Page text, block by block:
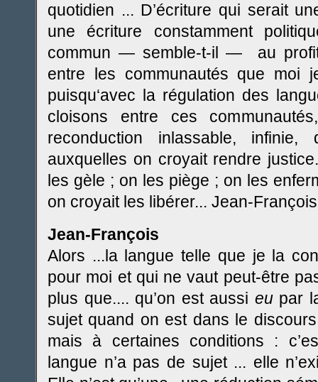
quotidien ... D’écriture qui serait
une écriture constamment
commun — semble-t-il — au profit
entre les communautés que moi
puisqu‘avec la régulation des
cloisons entre ces
reconduction inlassable,
auxquelles on croyait rendre
les gèle ; on les piège ; on les
on croyait les libérer... Jean-
Jean-François
Alors ...la langue telle que je la
pour moi et qui ne vaut peut-être
plus que.... qu’on est aussi eupar
sujet quand on est dans le
mais à certaines conditions :
langue n’a pas de sujet ... elle